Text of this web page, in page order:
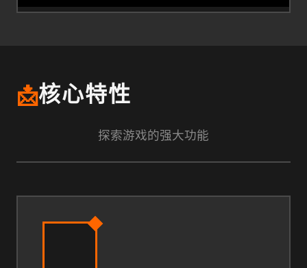
📩核心特性
探索游戏的强大功能